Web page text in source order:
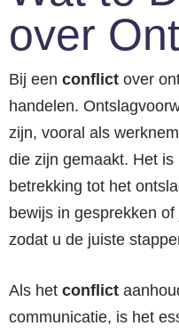
over
Bij een conflict over
handelen.
zijn, vooral als
die zijn gemaakt. Het
betrekking tot het
bewijs in gesprekken
zodat u de juiste
Als het conflict
communicatie, is het